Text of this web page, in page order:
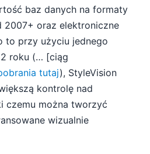
baz danych na formaty
2007+ oraz elektroniczne
to przy użyciu jednego
roku (… [ciąg
tutaj), StyleVision
kontrolę nad
czemu można tworzyć
wizualnie